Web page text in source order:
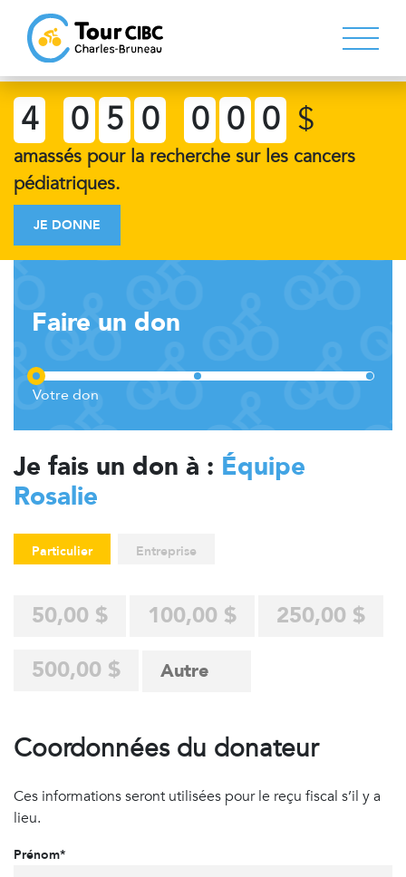
4 0 5 0 0 0 0 $
amassés pour la recherche sur les cancers
pédiatriques.
JE DONNE
Faire un don
Je fais un don à : Équipe
Rosalie
Particulier Entreprise
50,00 $ 100,00 $
250,00 $
500,00 $
Coordonnées du donateur
Ces informations seront utilisées pour le reçu fiscal s’il y a
lieu.
Prénom*